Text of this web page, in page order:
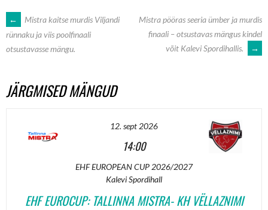
POST
NAVIGATION
←
Mistra kaitse murdis Viljandi
rünnaku ja viis poolfinaali
otsustavasse mängu.
Mistra pööras seeria ümber ja murdis
finaali – otsustavas mängus kindel
võit Kalevi Spordihallis.
→
JÄRGMISED MÄNGUD
12. sept 2026
14:00
EHF EUROPEAN CUP 2026/2027
Kalevi Spordihall
EHF EUROCUP: TALLINNA MISTRA- KH VËLLAZNIMI